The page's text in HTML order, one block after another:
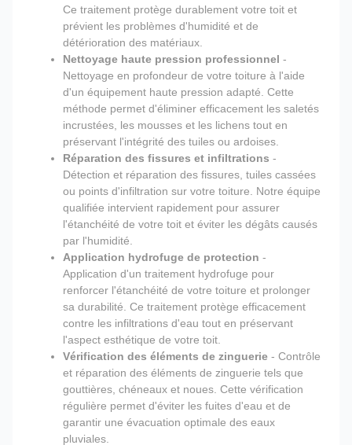
Ce traitement protège durablement votre toit et
prévient les problèmes d'humidité et de
détérioration des matériaux.
Nettoyage haute pression professionnel -
Nettoyage en profondeur de votre toiture à l'aide
d'un équipement haute pression adapté. Cette
méthode permet d'éliminer efficacement les saletés
incrustées, les mousses et les lichens tout en
préservant l'intégrité des tuiles ou ardoises.
Réparation des fissures et infiltrations -
Détection et réparation des fissures, tuiles cassées
ou points d'infiltration sur votre toiture. Notre équipe
qualifiée intervient rapidement pour assurer
l'étanchéité de votre toit et éviter les dégâts causés
par l'humidité.
Application hydrofuge de protection -
Application d'un traitement hydrofuge pour
renforcer l'étanchéité de votre toiture et prolonger
sa durabilité. Ce traitement protège efficacement
contre les infiltrations d'eau tout en préservant
l'aspect esthétique de votre toit.
Vérification des éléments de zinguerie - Contrôle
et réparation des éléments de zinguerie tels que
gouttières, chéneaux et noues. Cette vérification
régulière permet d'éviter les fuites d'eau et de
garantir une évacuation optimale des eaux
pluviales.